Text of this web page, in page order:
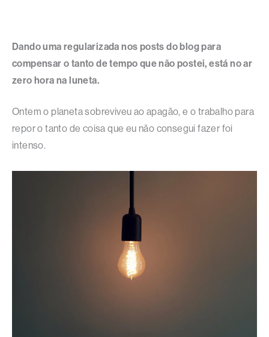
Dando uma regularizada nos posts do blog para
compensar o tanto de tempo que não postei, está no ar
zero hora na luneta.
Ontem o planeta sobreviveu ao apagão, e o trabalho para
repor o tanto de coisa que eu não consegui fazer foi
intenso.